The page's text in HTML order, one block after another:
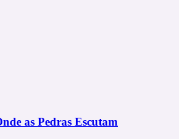
as Pedras Escutam